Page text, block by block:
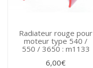
Radiateur rouge pour
moteur type 540 /
550 / 3650 : m1133
6,00€